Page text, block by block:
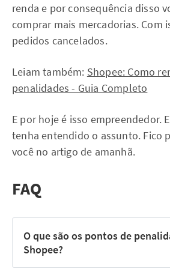
renda e por consequência disso
comprar mais mercadorias. Com
pedidos cancelados.
Leiam também: Shopee: Como
penalidades - Guia Completo
E por hoje é isso empreendedor.
tenha entendido o assunto. Fico
você no artigo de amanhã.
FAQ
O que são os pontos de
Shopee?